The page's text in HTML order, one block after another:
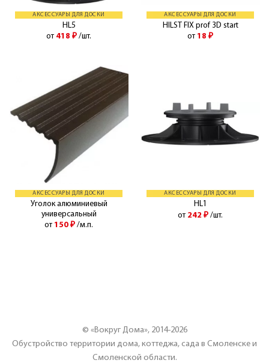
АКСЕССУАРЫ ДЛЯ ДОСКИ
HL5
от 418 ₽ /шт.
АКСЕССУАРЫ ДЛЯ ДОСКИ
HILST FIX prof 3D start
от 18 ₽
АКСЕССУАРЫ ДЛЯ ДОСКИ
Уголок алюминиевый
универсальный
от 150 ₽ /м.п.
АКСЕССУАРЫ ДЛЯ ДОСКИ
HL1
от 242 ₽ /шт.
© «Вокруг Дома», 2014-2026
Обустройство территории дома, коттеджа, сада в Смоленске и
Смоленской области.